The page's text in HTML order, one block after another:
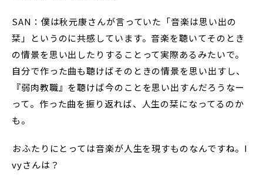
SAN：僕は秋元康さんが言っていた「音楽は思い出の
栞」というのに共感しています。音楽を聴いてそのとき
の情景を思い出したりすることって実際あるみたいで。
自分で作った曲も聴けばそのときの情景を思い出すし、
『弱肉教職』を聴けば今のことを思い出すんだろうなー
って。作った曲を振り返れば、人生の栞になってるのか
も。
――おふたりにとっては音楽が人生を現すものなんですね。I
vyさんは？